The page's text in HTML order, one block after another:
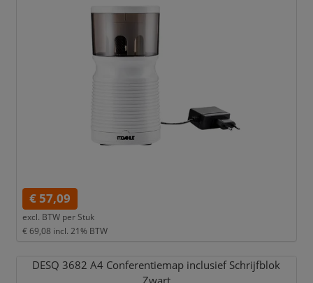
€ 57,09
excl. BTW per Stuk
€ 69,08 incl. 21% BTW
DESQ 3682 A4 Conferentiemap inclusief Schrijfblok